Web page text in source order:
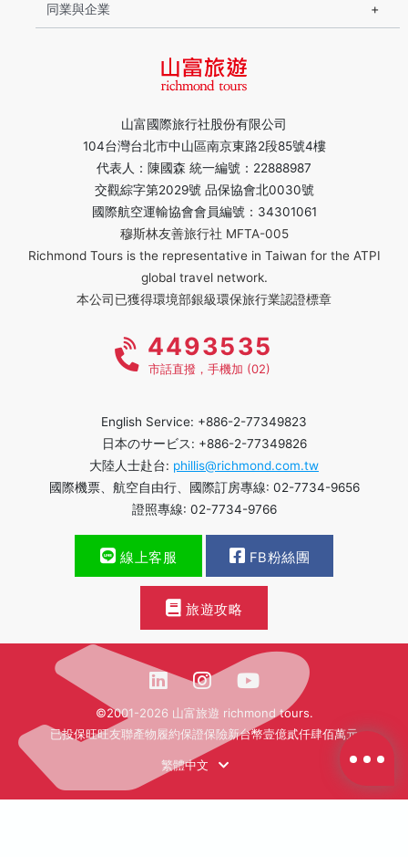
山富國際旅行社股份有限公司
104台灣台北市中山區南京東路2段85號4樓
代表人：陳國森 統一編號：22888987
交觀綜字第2029號 品保協會北0030號
國際航空運輸協會會員編號：34301061
穆斯林友善旅行社 MFTA-005
Richmond Tours is the representative in Taiwan for the ATPI
global travel network.
本公司已獲得環境部銀級環保旅行業認證標章
同業與企業
4493535
市話直撥，手機加 (02)
English Service: +886-2-77349823
日本のサービス: +886-2-77349826
大陸人士赴台: phillis@richmond.com.tw
國際機票、航空自由行、國際訂房專線: 02-7734-9656
證照專線: 02-7734-9766
線上客服 FB粉絲團
旅遊攻略
©2001-2026 山富旅遊 richmond tours.
已投保旺旺友聯產物履約保證保險新台幣壹億貳仟肆佰萬元
繁體中文